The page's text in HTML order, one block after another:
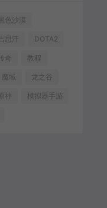
黑色沙漠
思汗 DOTA2
奇 教程
魔域 龙之谷
原神 模拟器手游